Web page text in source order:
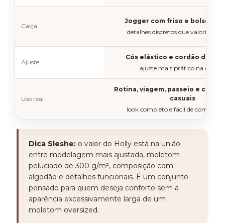
Calça
Jogger com friso e bolsos
detalhes discretos que valorizam
Ajuste
Cós elástico e cordão de
ajuste mais prático na
Uso real
Rotina, viagem, passeio e
casuais
look completo e fácil de
Dica Sleshe: o valor do Holly está na união
entre modelagem mais ajustada, moletom
peluciado de 300 g/m², composição com
algodão e detalhes funcionais. É um conjunto
pensado para quem deseja conforto sem a
aparência excessivamente larga de um
moletom oversized.